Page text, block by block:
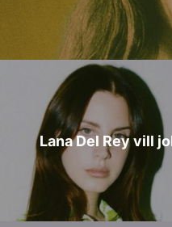
Lana Del Rey vill